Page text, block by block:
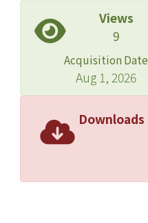
Views
9
Acquisition Date
Aug 1, 2026
Downloads